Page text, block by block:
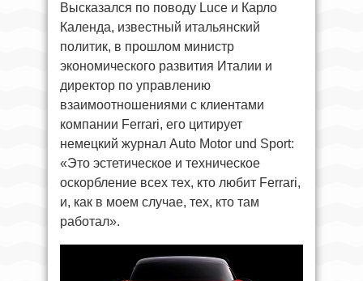
Высказался по поводу Luce и Карло
Календа, известный итальянский
политик, в прошлом министр
экономического развития Италии и
директор по управлению
взаимоотношениями с клиентами
компании Ferrari, его цитирует
немецкий журнал Auto Motor und Sport:
«Это эстетическое и техническое
оскорбление всех тех, кто любит Ferrari,
и, как в моем случае, тех, кто там
работал».